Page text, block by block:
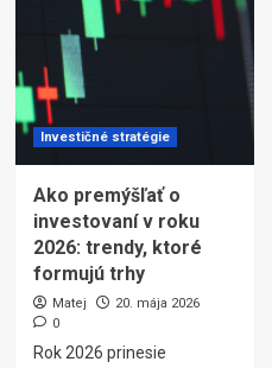
Investičné stratégie
Ako premýšľať o
investovaní v roku
2026: trendy, ktoré
formujú trhy
Matej
20. mája 2026
0
Rok 2026 prinesie